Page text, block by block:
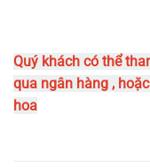
Quý khách có thể
qua ngân hàng ,
hoa